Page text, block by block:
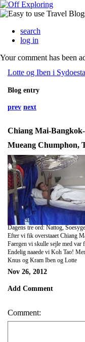
search
log in
Your comment has been
Lotte og Iben i
Blog entry
prev next
Chiang Mai-
Mueang Chumphon,
Dagens tre ord: Nattog,
Knus og Kram Iben og Lotte
Nov 26, 2012
Add Comment
Comment: